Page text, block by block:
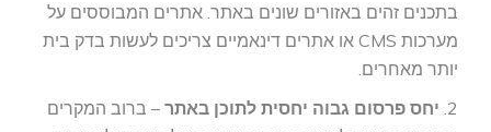
בתכנים זהים באזורים שונים באתר. אתרים המבוססים על
מערכות CMS או אתרים דינאמיים צריכים לעשות בדק בית
יותר מאחרים.
2. יחס פרסום גבוה יחסית לתוכן באתר – ברוב המקרים